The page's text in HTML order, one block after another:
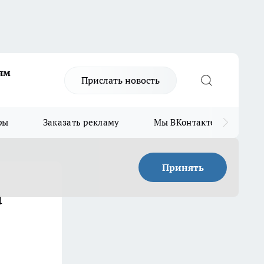
Прислать новость
Заказать рекламу Мы ВКонтакте
Принять